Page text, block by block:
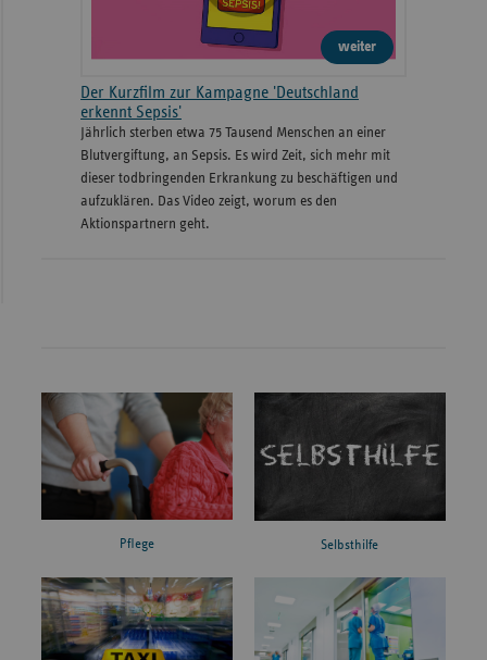
weiter
Der Kurzfilm zur Kampagne 'Deutschland
erkennt Sepsis'
Jährlich sterben etwa 75 Tausend Menschen an einer
Blutvergiftung, an Sepsis. Es wird Zeit, sich mehr mit
dieser todbringenden Erkrankung zu beschäftigen und
aufzuklären. Das Video zeigt, worum es den
Aktionspartnern geht.
Pflege Selbsthilfe